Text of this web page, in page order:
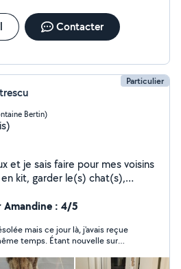
Contacter
Particulier
Bertin)
chat(s),
à surfer sur Internet,
vous aider faire les courses,
vous tenir compagnie.
Amandine : 4/5
mais ce jour là, j'avais reçue
temps. Étant nouvelle sur
et bonne journée